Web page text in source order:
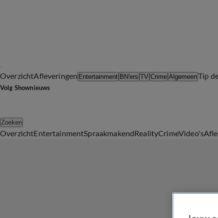
OverzichtAfleveringen Entertainment BN'ers TV Crime AlgemeenTip
Volg Shownieuws
Zoeken
OverzichtEntertainmentSpraakmakendRealityCrimeVideo's